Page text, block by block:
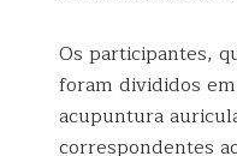
Os participantes,
foram divididos
acupuntura
correspondentes